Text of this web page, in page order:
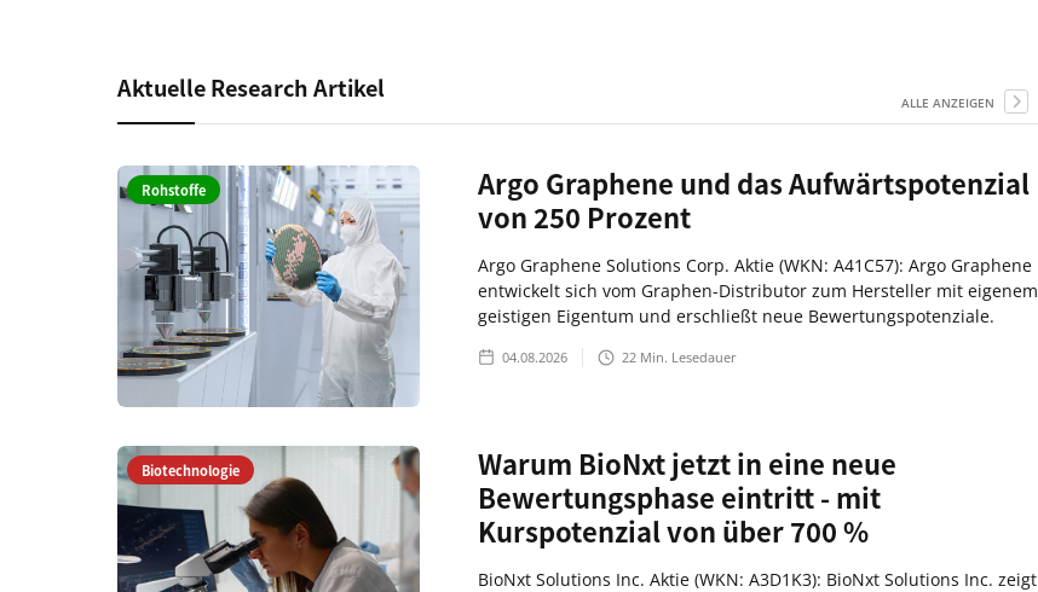
Aktuelle Research Artikel ALLE ANZEIGEN
Rohstoffe
Argo Graphene und das Aufwärtspotenzial
von 250 Prozent
Argo Graphene Solutions Corp. Aktie (WKN: A41C57): Argo Graphene
entwickelt sich vom Graphen-Distributor zum Hersteller mit eigenem
geistigen Eigentum und erschließt neue Bewertungspotenziale.
04.08.2026 22 Min. Lesedauer
Biotechnologie
Warum BioNxt jetzt in eine neue
Bewertungsphase eintritt - mit
Kurspotenzial von über 700 %
BioNxt Solutions Inc. Aktie (WKN: A3D1K3): BioNxt Solutions Inc. zeigt